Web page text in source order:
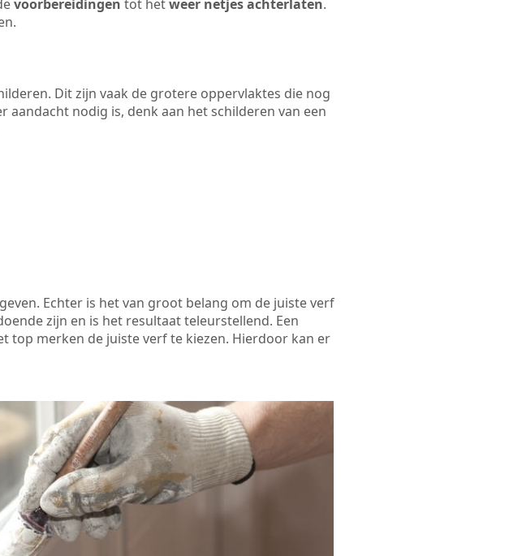
voorbereidingen tot hetweer netjes achterlaten.
Dit zijn vaak de grotere oppervlaktes die nog
nodig is, denk aan het schilderen van een
Echter is het van groot belang om de juiste verf
zijn en is het resultaat teleurstellend. Een
top merken de juiste verf te kiezen. Hierdoor kan er